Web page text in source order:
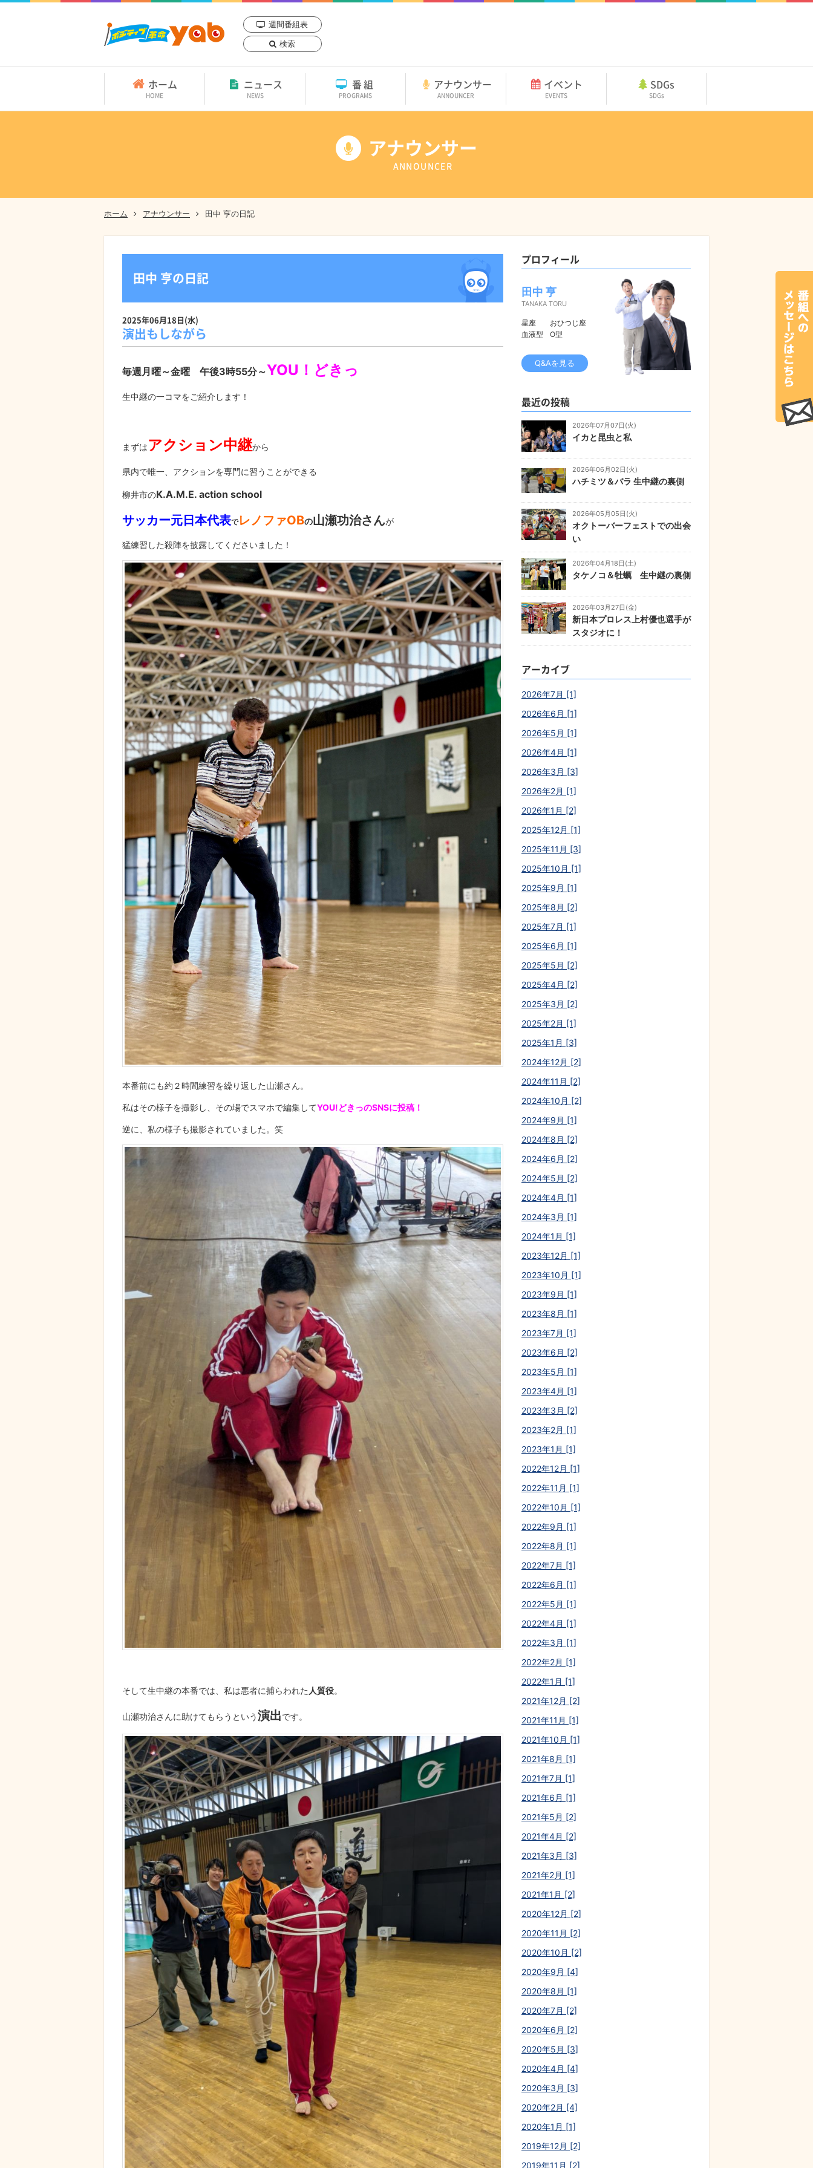
週間番組表
検索
ホーム
HOME
ニュース
NEWS
番組
PROGRAMS
アナウンサー
ANNOUNCER
イベント
EVENTS
SDGs
SDGs
アナウンサー
ANNOUNCER
ホーム アナウンサー 田中 亨の日記
田中 亨の日記
2025年06月18日(水)
演出もしながら
毎週月曜～金曜 午後3時55分～YOU！どきっ
生中継の一コマをご紹介します！
まずはアクション中継から
県内で唯一、アクションを専門に習うことができる
柳井市のK.A.M.E. action school
サッカー元日本代表でレノファOBの山瀬功治さんが
猛練習した殺陣を披露してくださいました！
本番前にも約２時間練習を繰り返した山瀬さん。
私はその様子を撮影し、その場でスマホで編集してYOU!どきっのSNSに投稿！
逆に、私の様子も撮影されていました。笑
そして生中継の本番では、私は悪者に捕らわれた 人質役。
山瀬功治さんに助けてもらうという演出です。
プロフィール
田中 亨
TANAKA TORU
星座
おひつじ座
血液型
O型
Q&Aを見る
最近の投稿
2026年07月07日(火)
イカと昆虫と私
2026年06月02日(火)
ハチミツ＆バラ 生中継の裏側
2026年05月05日(火)
オクトーバーフェストでの出会
い
2026年04月18日(土)
タケノコ＆牡蠣 生中継の裏側
2026年03月27日(金)
新日本プロレス上村優也選手が
スタジオに！
アーカイブ
2026年7月 [1]
2026年6月 [1]
2026年5月 [1]
2026年4月 [1]
2026年3月 [3]
2026年2月 [1]
2026年1月 [2]
2025年12月 [1]
2025年11月 [3]
2025年10月 [1]
2025年9月 [1]
2025年8月 [2]
2025年7月 [1]
2025年6月 [1]
2025年5月 [2]
2025年4月 [2]
2025年3月 [2]
2025年2月 [1]
2025年1月 [3]
2024年12月 [2]
2024年11月 [2]
2024年10月 [2]
2024年9月 [1]
2024年8月 [2]
2024年6月 [2]
2024年5月 [2]
2024年4月 [1]
2024年3月 [1]
2024年1月 [1]
2023年12月 [1]
2023年10月 [1]
2023年9月 [1]
2023年8月 [1]
2023年7月 [1]
2023年6月 [2]
2023年5月 [1]
2023年4月 [1]
2023年3月 [2]
2023年2月 [1]
2023年1月 [1]
2022年12月 [1]
2022年11月 [1]
2022年10月 [1]
2022年9月 [1]
2022年8月 [1]
2022年7月 [1]
2022年6月 [1]
2022年5月 [1]
2022年4月 [1]
2022年3月 [1]
2022年2月 [1]
2022年1月 [1]
2021年12月 [2]
2021年11月 [1]
2021年10月 [1]
2021年8月 [1]
2021年7月 [1]
2021年6月 [1]
2021年5月 [2]
2021年4月 [2]
2021年3月 [3]
2021年2月 [1]
2021年1月 [2]
2020年12月 [2]
2020年11月 [2]
2020年10月 [2]
2020年9月 [4]
2020年8月 [1]
2020年7月 [2]
2020年6月 [2]
2020年5月 [3]
2020年4月 [4]
2020年3月 [3]
2020年2月 [4]
2020年1月 [1]
2019年12月 [2]
2019年11月 [2]